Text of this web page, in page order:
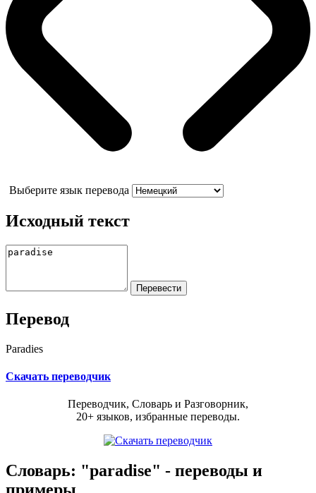
Выберите язык перевода
Исходный текст
Перевод
Paradies
Скачать переводчик
Переводчик, Словарь и Разговорник,
20+ языков, избранные переводы.
Словарь: "paradise" - переводы и